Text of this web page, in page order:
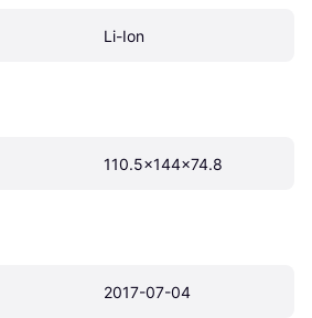
Li-Ion
110.5x144x74.8
2017-07-04